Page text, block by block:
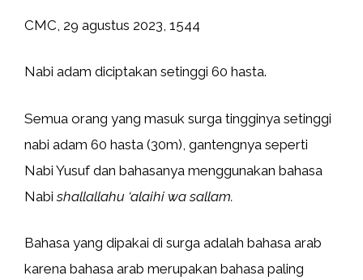
CMC, 29 agustus 2023, 1544
Nabi adam diciptakan setinggi 60 hasta.
Semua orang yang masuk surga tingginya setinggi
nabi adam 60 hasta (30m), gantengnya seperti
Nabi Yusuf dan bahasanya menggunakan bahasa
Nabishallallahu ‘alaihi wa sallam.
Bahasa yang dipakai di surga adalah bahasa arab
karena bahasa arab merupakan bahasa paling